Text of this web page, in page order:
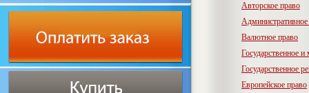
Авторское право
Административное
Валютное право
Государственное
Государственное
Европейское право